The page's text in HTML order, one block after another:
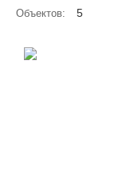
Объектов: 5